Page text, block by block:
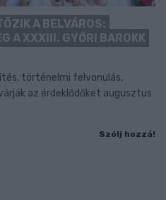
A BELVÁROS:
A XXXIII. GYŐRI BAROKK
történelmi felvonulás,
az érdeklődőket augusztus
Szólj hozzá!